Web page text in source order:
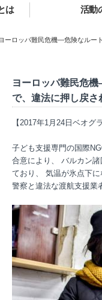
は 活動
ーロッパ難民危機―危険なルー
ヨーロッパ難民危
で、違法に押し戻さ
【2017年1月24日ベオグ
子ども支援専門の国際
合意により、 バルカン
ており、 気温が氷点下
警察と違法な渡航支援業